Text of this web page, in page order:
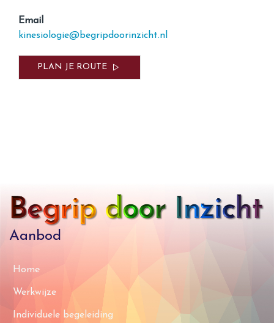
Email
kinesiologie@begripdoorinzicht.nl
PLAN JE ROUTE
Aanbod
Home
Werkwijze
Individuele begeleiding